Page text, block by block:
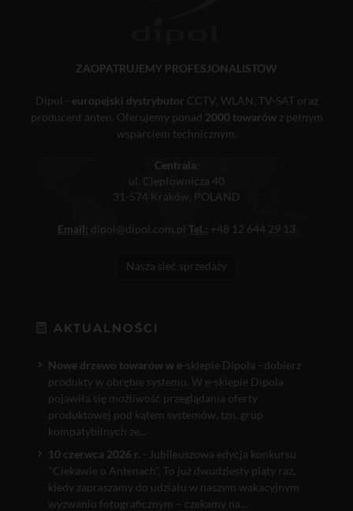
ZAOPATRUJEMY PROFESJONALISTÓW
Dipol - europejski dystrybutor CCTV, WLAN, TV-SAT oraz
producent anten. Oferujemy ponad 2000 towarówz pełnym
wsparciem technicznym.
Centrala:
ul. Ciepłownicza 40
31-574 Kraków, POLAND
Email: dipol@dipol.com.pl Tel.: +48 12 644 29 13
Nasza sieć sprzedaży
AKTUALNOŚCI
Nowe drzewo towarów w e-sklepie Dipola - dobierz
produkty w obrębie systemu. W e-sklepie Dipola
pojawiła się możliwość przeglądania oferty
produktowej pod kątem systemów, tzn. grup
kompatybilnych ze...
10 czerwca 2026 r. - Jubileuszowa edycja konkursu
"Ciekawie o Antenach". To już dwudziesty piąty raz,
kiedy zapraszamy do udziału w naszym wakacyjnym
wyzwaniu fotograficznym – czekamy na...